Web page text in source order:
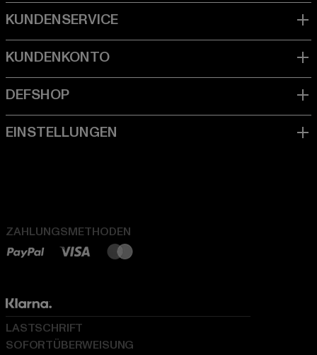
ZAHLUNGSMETHODEN
LASTSCHRIFT
SOFORTÜBERWEISUNG